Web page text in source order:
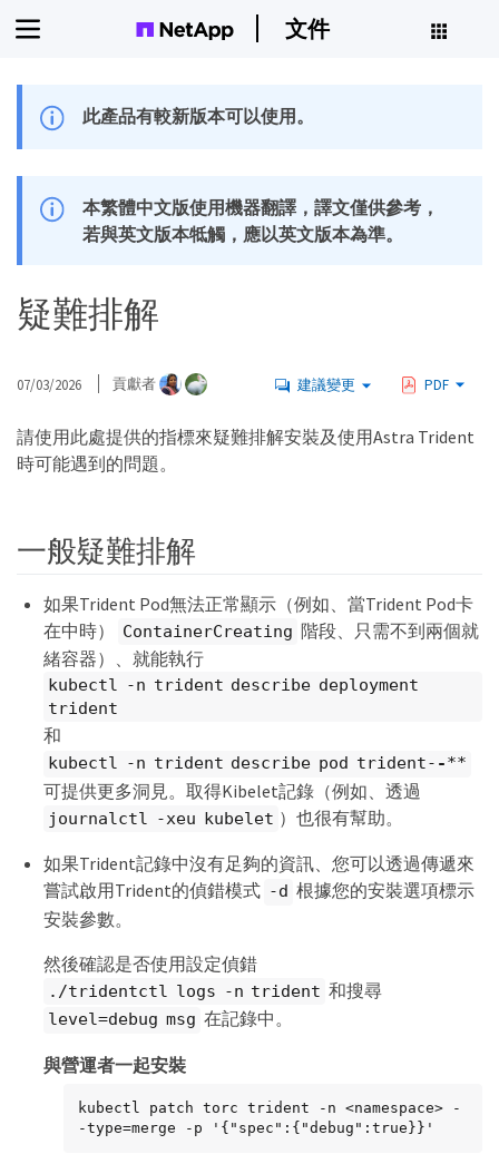
文件
此產品有較新版本可以使用。
本繁體中文版使用機器翻譯，譯文僅供參考，
若與英文版本牴觸，應以英文版本為準。
疑難排解
07/03/2026 貢獻者 建議變更 PDF
請使用此處提供的指標來疑難排解安裝及使用Astra Trident
時可能遇到的問題。
一般疑難排解
如果Trident Pod無法正常顯示（例如、當Trident Pod卡
在中時）
ContainerCreating 階段、只需不到兩個就
緒容器）、就能執行
kubectl -n trident describe deployment
trident
和
kubectl -n trident describe pod trident- -**
可提供更多洞見。取得Kibelet記錄（例如、透過
journalctl -xeu kubelet ）也很有幫助。
如果Trident記錄中沒有足夠的資訊、您可以透過傳遞來
嘗試啟用Trident的偵錯模式 -d 根據您的安裝選項標示
安裝參數。
然後確認是否使用設定偵錯
./tridentctl logs -n trident 和搜尋
level=debug msg 在記錄中。
與營運者一起安裝
kubectl patch torc trident -n <namespace> -
-type=merge -p '{"spec":{"debug":true}}'